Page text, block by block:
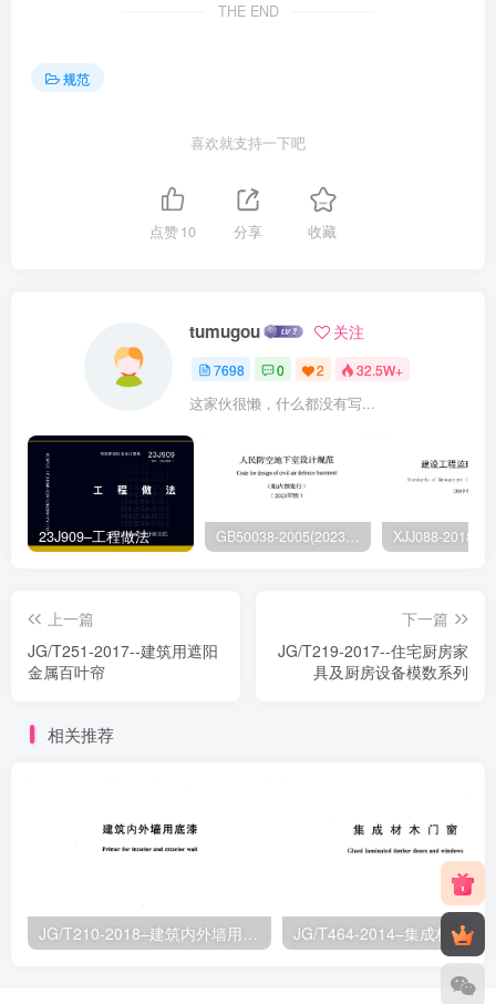
THE END
规范
喜欢就支持一下吧
点赞10 分享 收藏
tumugou 关注
7698 0 2 32.5W+
这家伙很懒，什么都没有写...
23J909–工程做法 GB50038-2005(2023版)–人民防空地下室设计规范
上一篇
JG/T251-2017--建筑用遮阳
金属百叶帘
下一篇
JG/T219-2017--住宅厨房家
具及厨房设备模数系列
相关推荐
JG/T210-2018–建筑内外墙用底漆 JG/T464-2014–集成材木门窗